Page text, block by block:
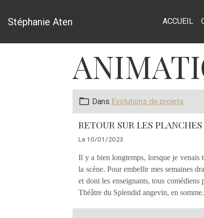
Stéphanie Aten ACCUEIL
Dans Evolutions de projets
RETOUR SUR LES PLANCHES
Le 10/01/2023
Il y a bien longtemps, lorsque je venais
la scène. Pour embellir mes semaines
et dont les enseignants, tous
Théâtre du Splendid angevin, en somme.